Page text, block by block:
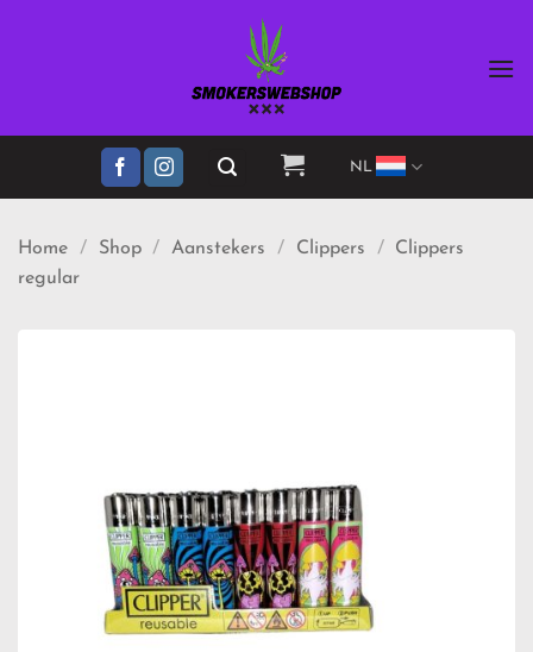
NL
Home / Shop / Aanstekers / Clippers /
Clippers
regular